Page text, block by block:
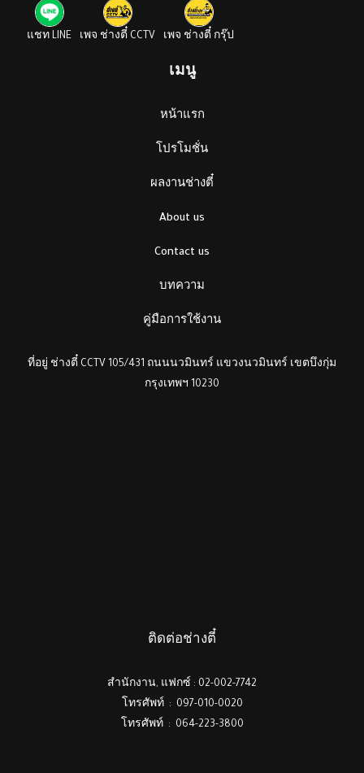
แชท LINE เพจ ช่างตี๋ CCTV เพจ ช่างตี๋ กรุ๊ป
เมนู
หน้าแรก
โปรโมชั่น
ผลงานช่างตี๋
About us
Contact us
บทความ
คู่มือการใช้งาน
ที่อยู่ ช่างตี๋ CCTV 105/431 ถนนนวมินทร์ แขวงนวมินทร์ เขตบึงกุ่ม
กรุงเทพฯ 10230
ติดต่อช่างตี๋
สำนักงาน, แฟกซ์ : 02-002-7742
โทรศัพท์ : 097-010-0020
โทรศัพท์ : 064-223-3800